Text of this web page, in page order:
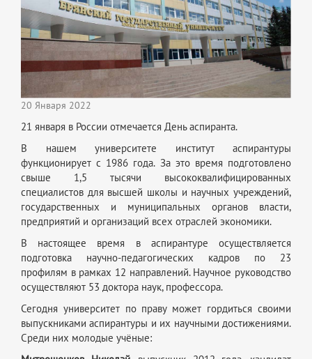
20 Января 2022
21 января в России отмечается День аспиранта.
В нашем университете институт аспирантуры
функционирует с 1986 года. За это время подготовлено
свыше 1,5 тысячи высококвалифицированных
специалистов для высшей школы и научных учреждений,
государственных и муниципальных органов власти,
предприятий и организаций всех отраслей экономики.
В настоящее время в аспирантуре осуществляется
подготовка научно-педагогических кадров по 23
профилям в рамках 12 направлений. Научное руководство
осуществляют 53 доктора наук, профессора.
Сегодня университет по праву может гордиться своими
выпускниками аспирантуры и их научными достижениями.
Среди них молодые учёные: